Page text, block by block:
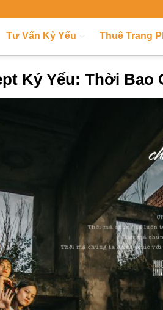
Tư Vấn Kỷ Yếu Thuê Trang
Kỷ Yếu: Thời Bao